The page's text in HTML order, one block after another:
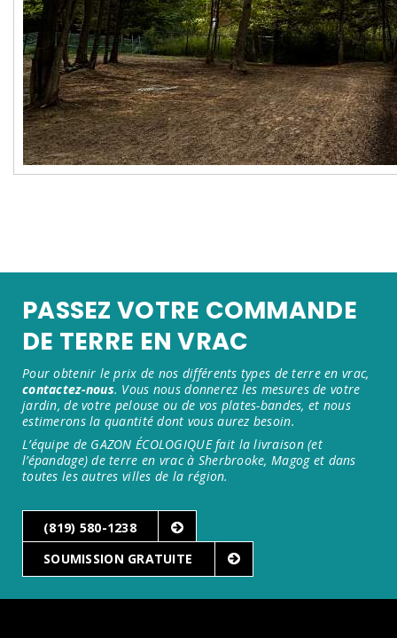
PASSEZ VOTRE COMMANDE
DE TERRE EN VRAC
Pour obtenir le prix de nos différents types de terre en vrac,
contactez-nous. Vous nous donnerez les mesures de votre
jardin, de votre pelouse ou de vos plates-bandes, et nous
estimerons la quantité dont vous aurez besoin.
L’équipe de GAZON ÉCOLOGIQUE fait la livraison (et
l’épandage) de terre en vrac à Sherbrooke, Magog et dans
toutes les autres villes de la région.
(819) 580-1238
SOUMISSION GRATUITE